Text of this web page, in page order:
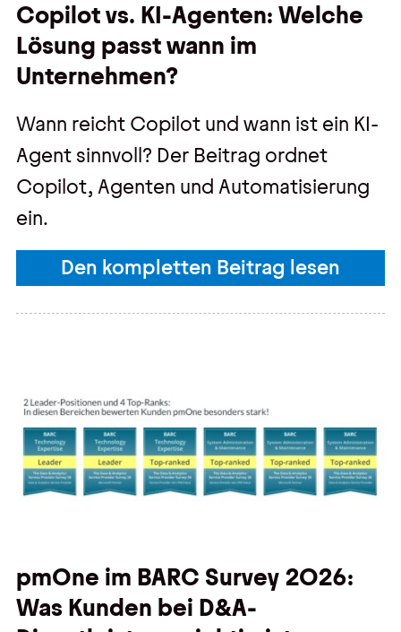
Copilot vs. KI-Agenten: Welche
Lösung passt wann im
Unternehmen?
Wann reicht Copilot und wann ist ein KI-
Agent sinnvoll? Der Beitrag ordnet
Copilot, Agenten und Automatisierung
ein.
Den kompletten Beitrag lesen
pmOne im BARC Survey 2026:
Was Kunden bei D&A-